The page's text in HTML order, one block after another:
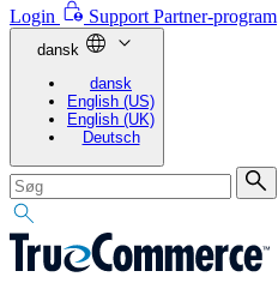
Login Support Partner-program
dansk
dansk
English (US)
English (UK)
Deutsch